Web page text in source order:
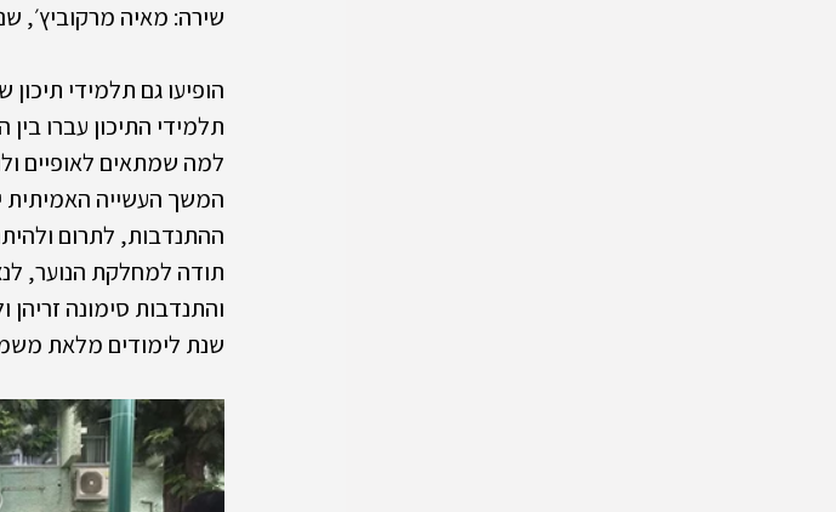
שירה: מאיה מרקוביץ׳,
הופיעו גם תלמידי
תלמידי התיכון עברו
למה שמתאים לאופיים
המשך העשייה האמיתית
ההתנדבות, לתרום
תודה למחלקת הנוער,
והתנדבות סימונה
שנת לימודים מלאת